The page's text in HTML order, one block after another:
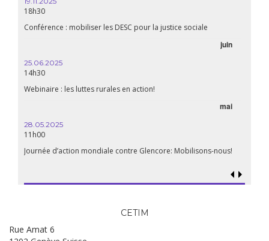
18h30
Conférence : mobiliser les DESC pour la justice sociale
juin
25.06.2025
14h30
Webinaire : les luttes rurales en action!
mai
28.05.2025
11h00
Journée d’action mondiale contre Glencore: Mobilisons-nous!
CETIM
Rue Amat 6